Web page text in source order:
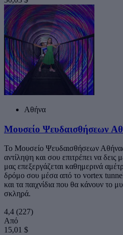
Αθήνα
Mουσείο Ψευδαισθήσεων
Το Μουσείο Ψευδαισθήσεων
αντίληψη και σου επιτρέπει να δεις
μας επεξεργάζεται καθημερινά
δρόμο σου μέσα από το vortex
και τα παιχνίδια που θα κάνουν το
σκληρά.
4,4 (227)
Από
15,01 $